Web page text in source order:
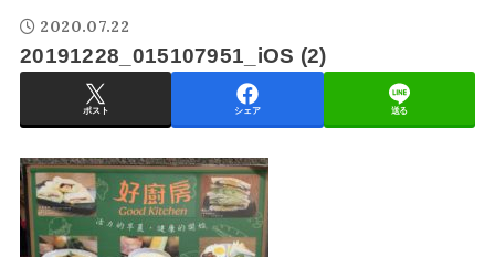
2020.07.22
20191228_015107951_iOS (2)
ポスト シェア 送る